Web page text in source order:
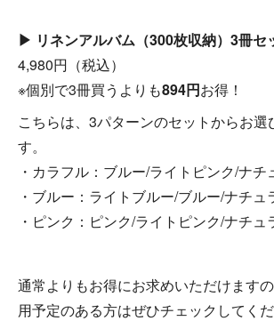
▶ リネンアルバム（300枚収納）3冊セ
4,980円（税込）
※個別で3冊買うよりも894円お得！
こちらは、3パターンのセットからお選
す。
・カラフル：ブルー/ライトピンク/ナ
・ブルー：ライトブルー/ブルー/ナチ
・ピンク：ピンク/ライトピンク/ナチ
通常よりもお得にお求めいただけます
用予定のある方はぜひチェックしてくだ